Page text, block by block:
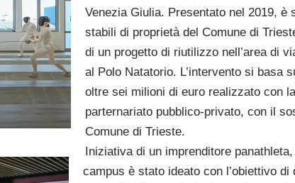
Venezia Giulia. Presentato nel 2019, è
stabili di proprietà del Comune di
di un progetto di riutilizzo nell’area di
al Polo Natatorio. L’intervento si basa
oltre sei milioni di euro realizzato con
parternariato pubblico-privato, con il
Comune di Trieste.
Iniziativa di un imprenditore
campus è stato ideato con l’obiettivo di